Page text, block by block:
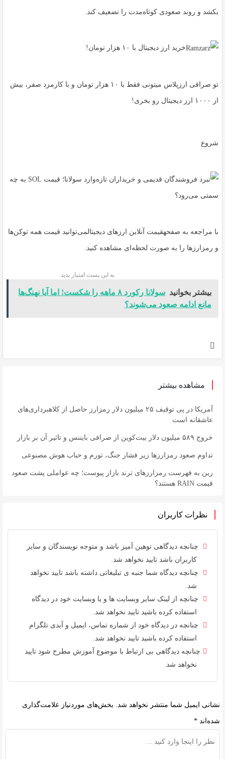
بکشد و روند صعودی کوتاه‌مدت را تضعیف کند.
خرید ارز دیجیتال با ۱۰ هزار تومان!
تو صرافی ارزپلاس میتونی فقط با ۱۰ هزار تومان و با کارمزد صفر، بیش
از ۱۰۰۰ ارز دیجیتال رو بخری!
شروع
با مراجعه به صفحهقیمت آنلاین ارزهای دیجیتالمی‌توانید قیمت همه توکن‌ها
و رمزارزها را به صورت لحظه‌ای مشاهده کنید.
به این پست امتیاز بدید
بیشتر بخوانید
سولانا رکورد ۸ ماهه را شکست! اما آیا نهنگ‌ها
مانع ادامه صعود می‌شوند؟
مشاهده بیشتر
آمریکا در پی توقیف ۲۵ میلیون دلار رمزارز حاصل از کلاهبرداری‌های
عاشقانه است
خروج ۵۸۹ میلیون دلار بیت‌کوین از صرافی بایننس و تاثیر آن بر بازار
تداوم صعود رمزارزها زیر فشار جنگ، تورم و حباب هوش مصنوعی
رین به فهرست رمزارزهای ترند بازار پیوست؛ چه عواملی پشت صعود
قیمت RAIN هستند؟
نظرات کاربران
چنانچه دیدگاهی توهین آمیز باشد و متوجه نویسندگان و سایر
کاربران باشد تایید نخواهد شد.
چنانچه دیدگاه شما جنبه ی تبلیغاتی داشته باشد تایید نخواهد
شد.
چنانچه از لینک سایر وبسایت ها و یا وبسایت خود در دیدگاه
استفاده کرده باشید تایید نخواهد شد.
چنانچه در دیدگاه خود از شماره تماس، ایمیل و آیدی تلگرام
استفاده کرده باشید تایید نخواهد شد.
چنانچه دیدگاهی بی ارتباط با موضوع آموزش مطرح شود تایید
نخواهد شد.
نشانی ایمیل شما منتشر نخواهد شد. بخش‌های موردنیاز علامت‌گذاری
شده‌اند *